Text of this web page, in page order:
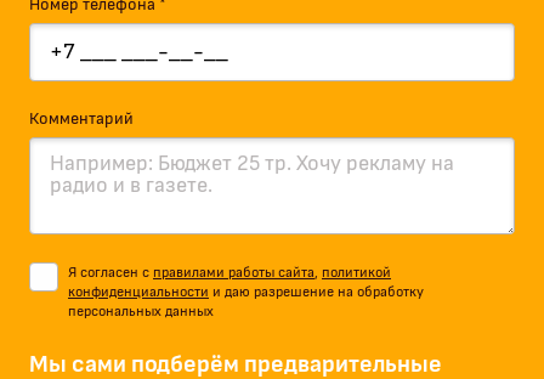
Номер телефона *
Комментарий
Я согласен с правилами работы сайта
политикой
конфиденциальности и даю разрешение на обработку
персональных данных
Мы сами подберём предварительные